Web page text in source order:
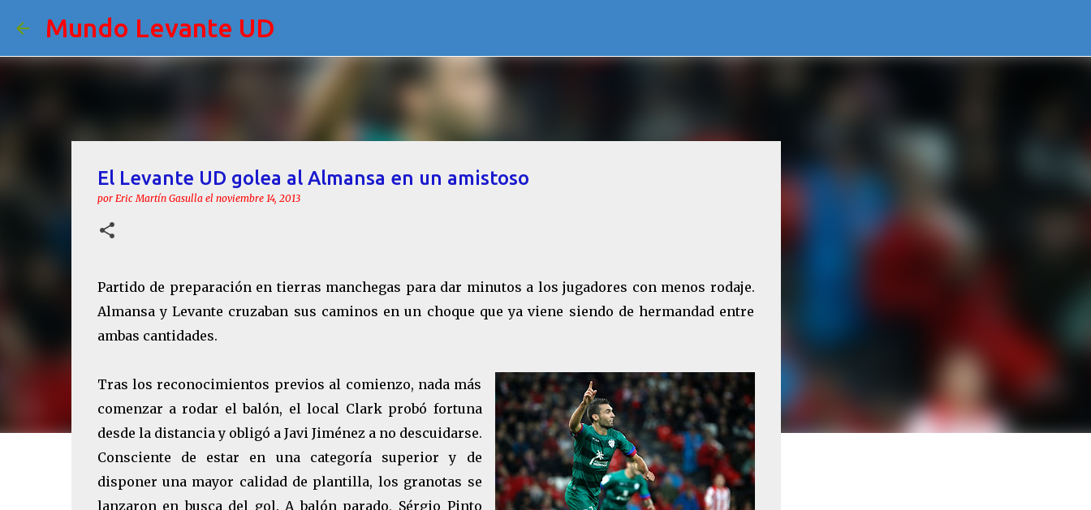
Mundo Levante UD
El Levante UD golea al Almansa en un amistoso
por Eric Martín Gasulla el noviembre 14, 2013
Partido de preparación en tierras manchegas para dar minutos a los jugadores con menos rodaje.
Almansa y Levante cruzaban sus caminos en un choque que ya viene siendo de hermandad entre
ambas cantidades.
Tras los reconocimientos previos al comienzo, nada más
comenzar a rodar el balón, el local Clark probó fortuna
desde la distancia y obligó a Javi Jiménez a no descuidarse.
Consciente de estar en una categoría superior y de
disponer una mayor calidad de plantilla, los granotas se
lanzaron en busca del gol. A balón parado, Sérgio Pinto